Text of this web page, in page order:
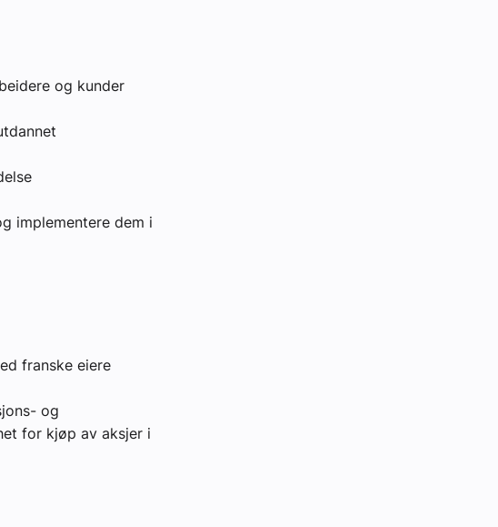
og kunder
implementere dem i
franske eiere
og
for kjøp av aksjer i